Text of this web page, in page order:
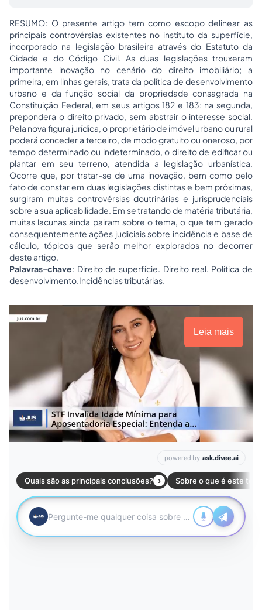
RESUMO: O presente artigo tem como escopo delinear as
principais controvérsias existentes no instituto da superfície,
incorporado na legislação brasileira através do Estatuto da
Cidade e do Código Civil. As duas legislações trouxeram
importante inovação no cenário do direito imobiliário; a
primeira, em linhas gerais, trata da política de desenvolvimento
urbano e da função social da propriedade consagrada na
Constituição Federal, em seus artigos 182 e 183; na segunda,
prepondera o direito privado, sem abstrair o interesse social.
Pela nova figura jurídica, o proprietário de imóvel urbano ou rural
poderá conceder a terceiro, de modo gratuito ou oneroso, por
tempo determinado ou indeterminado, o direito de edificar ou
plantar em seu terreno, atendida a legislação urbanística.
Ocorre que, por tratar-se de uma inovação, bem como pelo
fato de constar em duas legislações distintas e bem próximas,
surgiram muitas controvérsias doutrinárias e jurisprudenciais
sobre a sua aplicabilidade. Em se tratando de matéria tributária,
muitas lacunas ainda pairam sobre o tema, o que tem gerado
consequentemente ações judiciais sobre incidência e base de
cálculo, tópicos que serão melhor explorados no decorrer
deste artigo.
Palavras-chave: Direito de superfície. Direito real. Política de
desenvolvimento.Incidências tributárias.
Leia mais